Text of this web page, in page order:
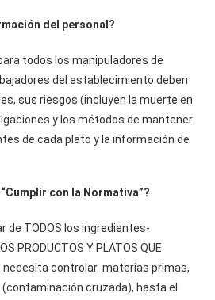
del personal?
todos los manipuladores de
del establecimiento deben
sus riesgos (incluyen la muerte en
y los métodos de mantener
de cada plato y la información de
con la Normativa”?
de TODOS los ingredientes-
PRODUCTOS Y PLATOS QUE
necesita controlar materias primas,
cruzada), hasta el